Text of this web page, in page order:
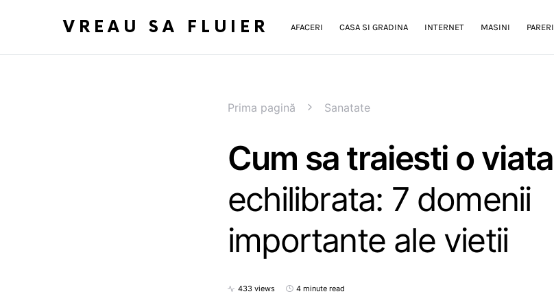
VREAU SA FLUIER AFACERI CASA SI GRADINA INTERNET MASINI PARERI
Prima pagină Sanatate
Cum sa traiesti o viata
echilibrata: 7 domenii
importante ale vietii
433 views 4 minute read